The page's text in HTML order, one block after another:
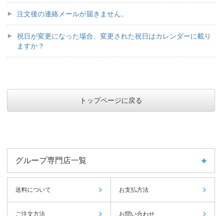
注文後の連絡メールが届きません。
祝日が変更になった場合、変更された祝日はカレンダーに載り
ますか？
トップページに戻る
グループ専門店一覧
送料について お支払方法
ご注文方法 お問い合わせ